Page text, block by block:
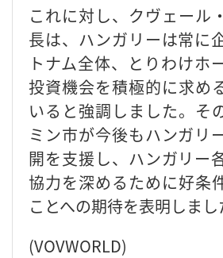
これに対し、クヴェール
長は、ハンガリーは常に
トナム全体、とりわけホ
投資機会を積極的に求め
いると強調しました。そ
ミン市が今後もハンガリ
開を支援し、ハンガリー
協力を深めるために好条
ことへの期待を表明しまし
(VOVWORLD)